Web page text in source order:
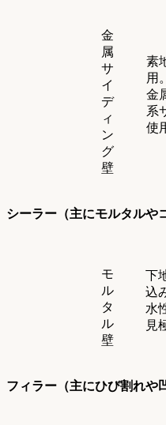
金
属
サ
イ
デ
ィ
ン
グ
壁
素
用
金
系
使
シーラー（主にモルタルや
モ
ル
タ
ル
壁
下
込
水
見
フィラー（主にひび割れや